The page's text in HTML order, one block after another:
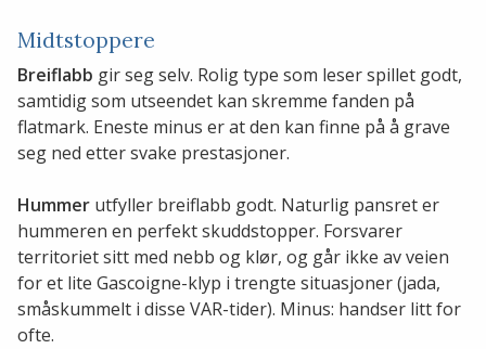
Midtstoppere
Breiflabb gir seg selv. Rolig type som leser spillet godt,
samtidig som utseendet kan skremme fanden på
flatmark. Eneste minus er at den kan finne på å grave
seg ned etter svake prestasjoner.
Hummer utfyller breiflabb godt. Naturlig pansret er
hummeren en perfekt skuddstopper. Forsvarer
territoriet sitt med nebb og klør, og går ikke av veien
for et lite Gascoigne-klyp i trengte situasjoner (jada,
småskummelt i disse VAR-tider). Minus: handser litt for
ofte.